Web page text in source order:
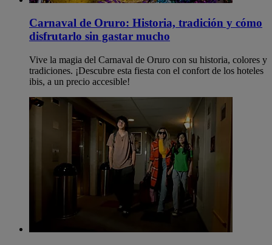
Carnaval de Oruro: Historia, tradición y cómo
disfrutarlo sin gastar mucho
Vive la magia del Carnaval de Oruro con su historia, colores y
tradiciones. ¡Descubre esta fiesta con el confort de los hoteles
ibis, a un precio accesible!